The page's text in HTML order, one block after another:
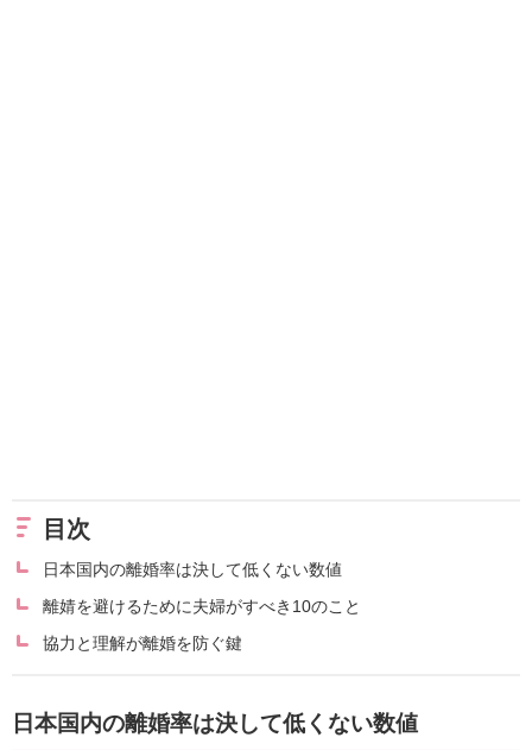
目次
日本国内の離婚率は決して低くない数値
離婧を避けるために夫婦がすべき10のこと
協力と理解が離婚を防ぐ鍵
日本国内の離婚率は決して低くない数値